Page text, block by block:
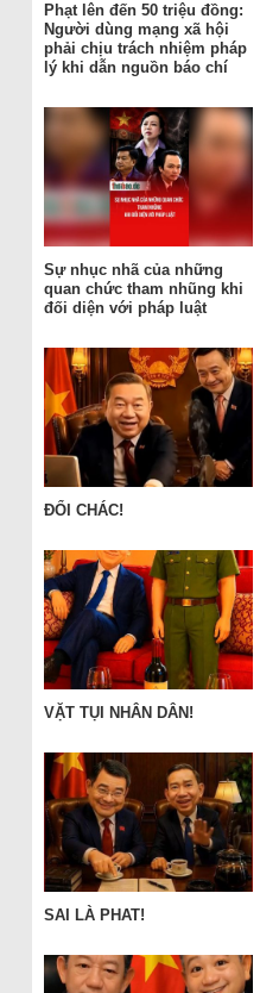
Phạt lên đến 50 triệu đồng:
Người dùng mạng xã hội
phải chịu trách nhiệm pháp
lý khi dẫn nguồn báo chí
Sự nhục nhã của những
quan chức tham nhũng khi
đối diện với pháp luật
ĐỔI CHÁC!
VẶT TỤI NHÂN DÂN!
SAI LÀ PHAT!